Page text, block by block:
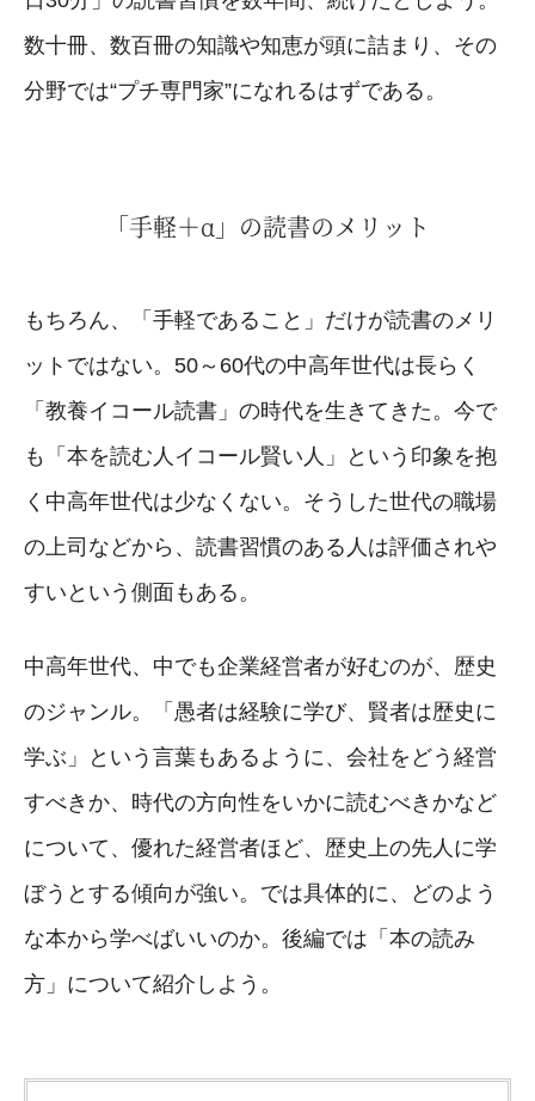
数十冊、数百冊の知識や知恵が頭に詰まり、その
分野では“プチ専門家”になれるはずである。
「手軽＋α」の読書のメリット
もちろん、「手軽であること」だけが読書のメリ
ットではない。50～60代の中高年世代は長らく
「教養イコール読書」の時代を生きてきた。今で
も「本を読む人イコール賢い人」という印象を抱
く中高年世代は少なくない。そうした世代の職場
の上司などから、読書習慣のある人は評価されや
すいという側面もある。
中高年世代、中でも企業経営者が好むのが、歴史
のジャンル。「愚者は経験に学び、賢者は歴史に
学ぶ」という言葉もあるように、会社をどう経営
すべきか、時代の方向性をいかに読むべきかなど
について、優れた経営者ほど、歴史上の先人に学
ぼうとする傾向が強い。では具体的に、どのよう
な本から学べばいいのか。後編では「本の読み
方」について紹介しよう。